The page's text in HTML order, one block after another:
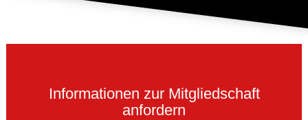
Informationen zur Mitgliedschaft
anfordern